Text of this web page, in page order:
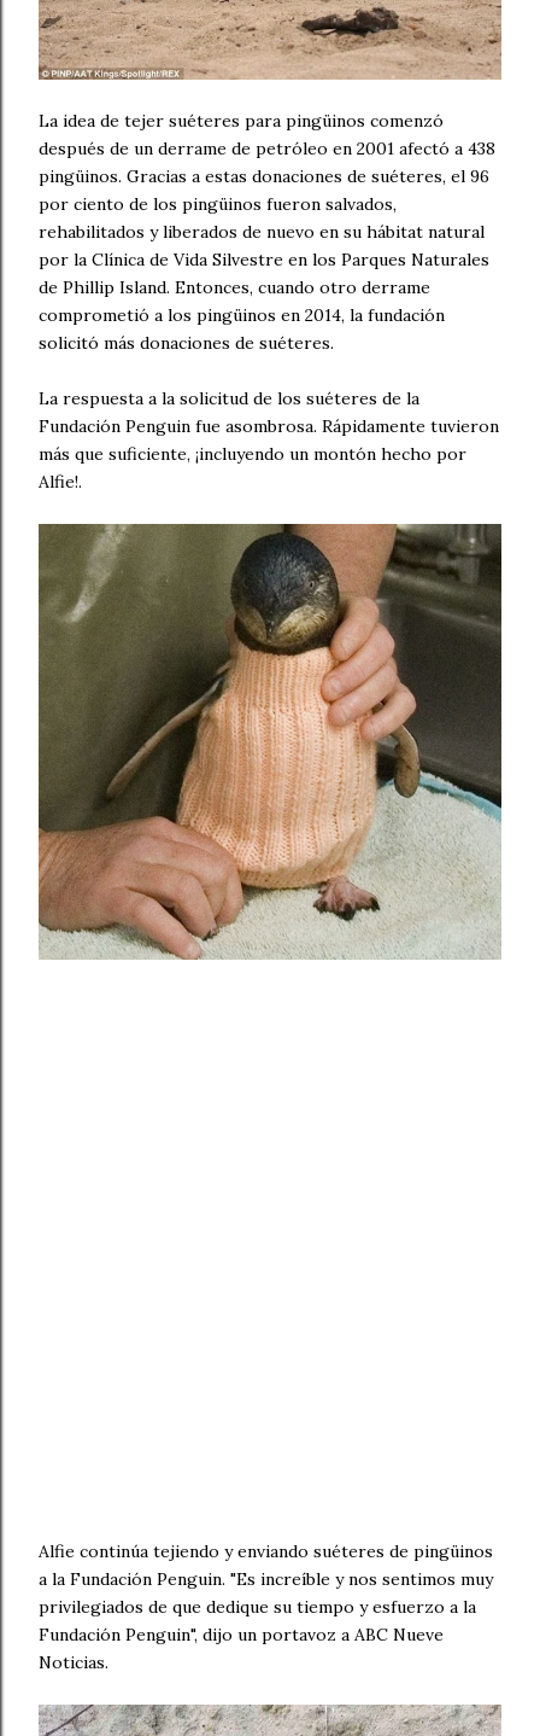
La idea de tejer suéteres para pingüinos comenzó
después de un derrame de petróleo en 2001 afectó a 438
pingüinos. Gracias a estas donaciones de suéteres, el 96
por ciento de los pingüinos fueron salvados,
rehabilitados y liberados de nuevo en su hábitat natural
por la Clínica de Vida Silvestre en los Parques Naturales
de Phillip Island. Entonces, cuando otro derrame
comprometió a los pingüinos en 2014, la fundación
solicitó más donaciones de suéteres.
La respuesta a la solicitud de los suéteres de la
Fundación Penguin fue asombrosa. Rápidamente tuvieron
más que suficiente, ¡incluyendo un montón hecho por
Alfie!.
Alfie continúa tejiendo y enviando suéteres de pingüinos
a la Fundación Penguin. "Es increíble y nos sentimos muy
privilegiados de que dedique su tiempo y esfuerzo a la
Fundación Penguin", dijo un portavoz a ABC Nueve
Noticias.